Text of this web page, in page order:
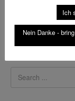
Suche
Ich
Nein Danke -